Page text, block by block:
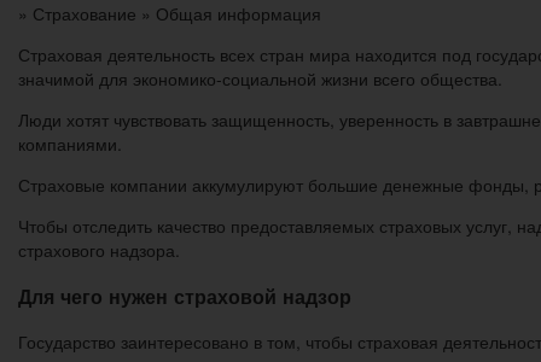
» Страхование » Общая информация
Страховая деятельность всех стран мира находится под
значимой для экономико-социальной жизни всего общества.
Люди хотят чувствовать защищенность, уверенность в
компаниями.
Страховые компании аккумулируют большие денежные фонды,
Чтобы отследить качество предоставляемых страховых услуг,
страхового надзора.
Для чего нужен страховой надзор
Государство заинтересовано в том, чтобы страховая